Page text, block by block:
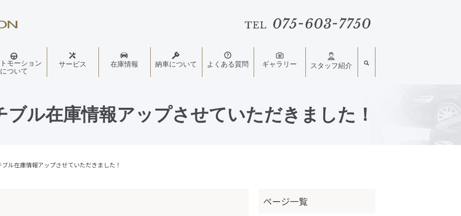
モーション
について
サービス 在庫情報 納車について よくある質問 ギャラリー スタッフ紹介
ブル在庫情報アップさせていただきました！
ル在庫情報アップさせていただきました！